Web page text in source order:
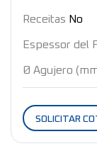
Receitas No
Espessor del
Ø Agujero
SOLICITAR